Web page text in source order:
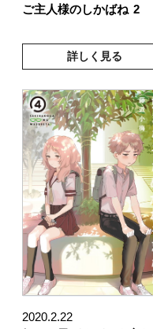
ご主人様のしかばね 2
詳しく見る
2020.2.22